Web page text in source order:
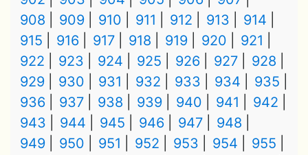
908
909 910 911 912 913
914
915
916 917 918 919 920
921
922
923 924 925 926 927
928
929
930 931 932 933 934
935
936
937 938 939 940 941
942
943
944 945 946 947
948
949
950 951 952 953 954
955